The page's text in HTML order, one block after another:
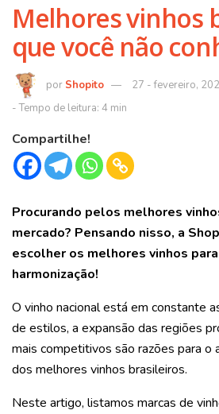
Melhores vinhos
que você não
Shopito 27 - fevereiro,
Compartilhe!
Procurando pelos melhores
mercado? Pensando nisso, a
escolher os melhores vinhos
harmonização!
O vinho nacional está em constante
de estilos, a expansão das regiões
mais competitivos são razões para o
dos melhores vinhos brasileiros.
Neste artigo, listamos marcas de